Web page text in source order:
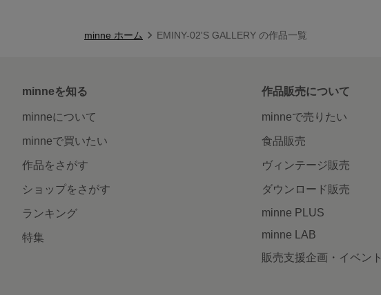
minne ホーム EMINY-02'S GALLERY の作品一覧
minneを知る
minneについて
minneで買いたい
作品をさがす
ショップをさがす
ランキング
特集
作品販売について
minneで売りたい
食品販売
ヴィンテージ販売
ダウンロード販売
minne PLUS
minne LAB
販売支援企画・イベント